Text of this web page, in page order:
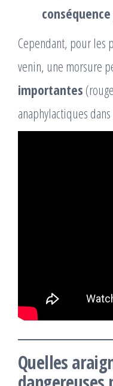
conséquence
Cependant, pour les
venin, une morsure
importantes
anaphylactiques
Quelles